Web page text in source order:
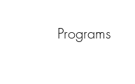
Programs